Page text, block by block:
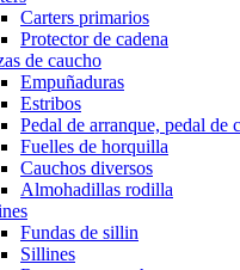
Carters primarios
Protector de cadena
de caucho
Empuñaduras
Estribos
Pedal de arranque, pedal de
Fuelles de horquilla
Cauchos diversos
Almohadillas rodilla
Fundas de sillin
Sillines